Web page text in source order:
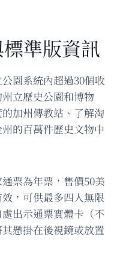
準版資訊
園系統內超過30個收
立歷史公園和博物
加州傳教站、了解淘
的百萬件歷史文物中
票為年票，售價50美
，可供最多四人無限
出示通票實體卡（不
懸掛在後視鏡或放置